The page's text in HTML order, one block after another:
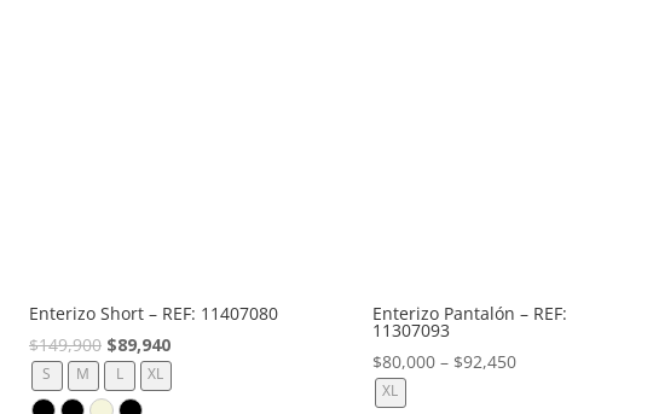
Enterizo Short – REF: 11407080
$149,900 El
precio
original
$89,940El
S M L XL
Enterizo Pantalón – REF:
11307093
$80,000– $92,450
XL